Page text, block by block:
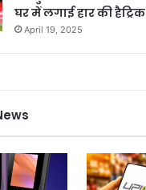
घर में लगाई हार की हैट्रिक
April 19, 2025